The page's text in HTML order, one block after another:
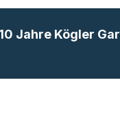
10 Jahre Kögler